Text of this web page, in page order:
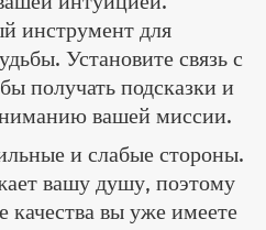
инструмент для
Установите связь с
получать подсказки и
вашей миссии.
и слабые стороны.
вашу душу, поэтому
качества вы уже имеете